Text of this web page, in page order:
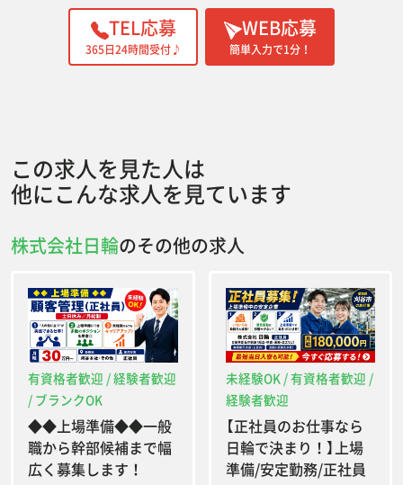
WEB応募
簡単入力で1分！
TEL応募
365日24時間受付♪
この求人を見た人は
他にこんな求人を見ています
株式会社日輪のその他の求人
有資格者歓迎 / 経験者歓迎
/ ブランクOK
◆◆上場準備◆◆一般
職から幹部候補まで幅
広く募集します！
未経験OK / 有資格者歓迎 /
経験者歓迎
【正社員のお仕事なら
日輪で決まり！】上場
準備/安定勤務/正社員